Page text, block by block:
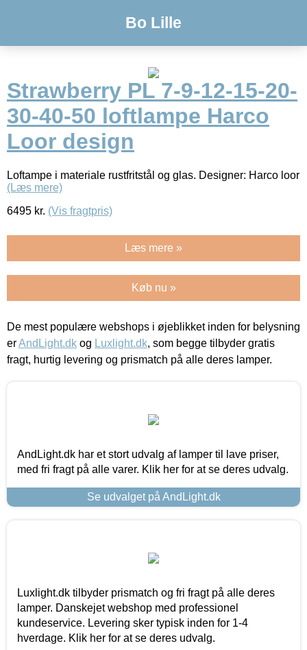
Bo Lille
Strawberry PL 7-9-12-15-20-
30-40-50 loftlampe Harco
Loor design
Loftampe i materiale rustfritstål og glas. Designer: Harco loor
(Læs mere)
6495 kr. (Vis fragtpris)
Læs mere »
Køb nu »
De mest populære webshops i øjeblikket inden for belysning
erAndLight.dk og Luxlight.dk, som begge tilbyder gratis
fragt, hurtig levering og prismatch på alle deres lamper.
AndLight.dk har et stort udvalg af lamper til lave priser,
med fri fragt på alle varer. Klik her for at se deres udvalg.
Se udvalget på AndLight.dk
Luxlight.dk tilbyder prismatch og fri fragt på alle deres
lamper. Danskejet webshop med professionel
kundeservice. Levering sker typisk inden for 1-4
hverdage. Klik her for at se deres udvalg.